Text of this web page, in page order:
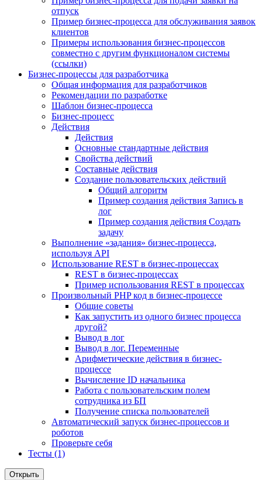
отпуск
Пример бизнес-процесса для обслуживания заявок
клиентов
Примеры использования бизнес-процессов
совместно с другим функционалом системы
(ссылки)
Бизнес-процессы для разработчика
Общая информация для разработчиков
Рекомендации по разработке
Шаблон бизнес-процесса
Бизнес-процесс
Действия
Действия
Основные стандартные действия
Свойства действий
Составные действия
Создание пользовательских действий
Общий алгоритм
Пример создания действия Запись в
лог
Пример создания действия Создать
задачу
Выполнение «задания» бизнес-процесса,
используя API
Использование REST в бизнес-процессах
REST в бизнес-процессах
Пример использования REST в процессах
Произвольный PHP код в бизнес-процессе
Общие советы
Как запустить из одного бизнес процесса
другой?
Вывод в лог
Вывод в лог. Переменные
Арифметические действия в бизнес-
процессе
Вычисление ID начальника
Работа с пользовательским полем
сотрудника из БП
Получение списка пользователей
Автоматический запуск бизнес-процессов и
роботов
Проверьте себя
Тесты (1)
Открыть